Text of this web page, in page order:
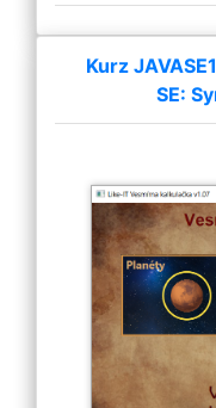
Kurz
SE: